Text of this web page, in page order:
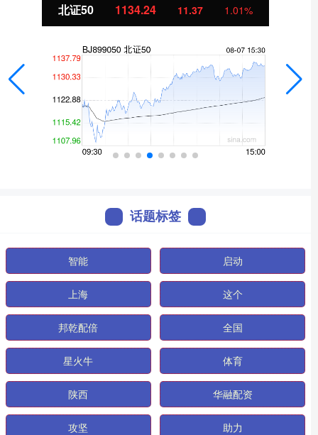
北证50 1134.24 11.37 1.01%
话题标签
智能 启动
上海 这个
邦乾配倍 全国
星火牛 体育
陕西 华融配资
攻坚 助力